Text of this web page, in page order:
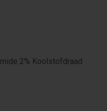
2% Koolstofdraad